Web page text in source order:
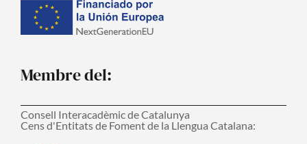
Membre del:
Consell Interacadèmic de Catalunya
Cens d'Entitats de Foment de la Llengua Catalana: